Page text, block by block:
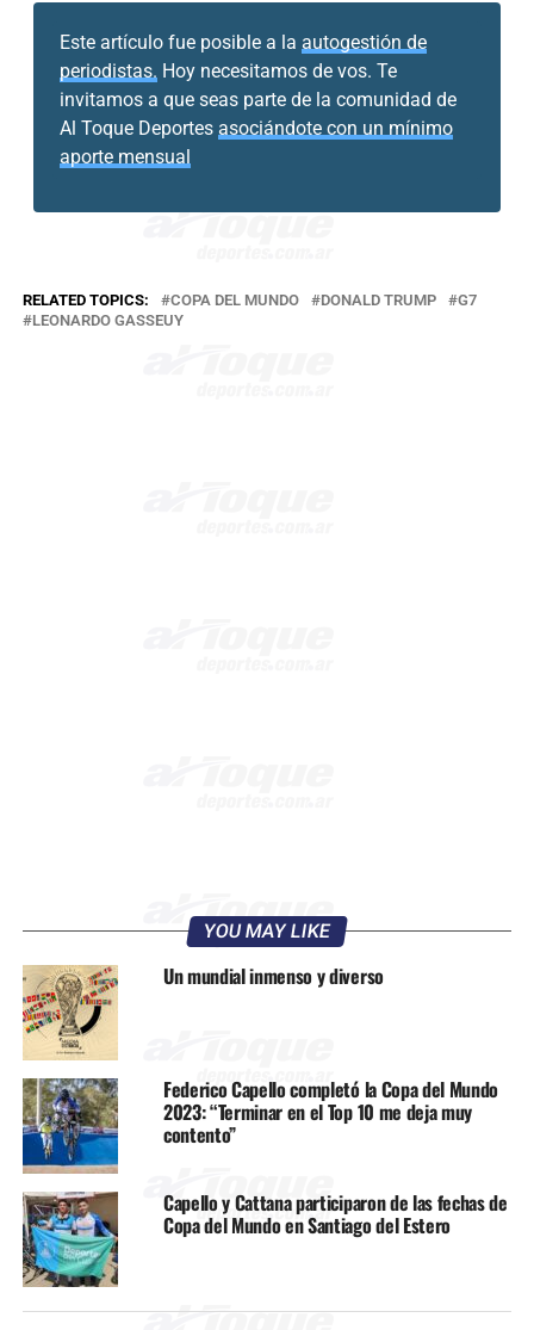
Este artículo fue posible a la autogestión de
periodistas. Hoy necesitamos de vos. Te
invitamos a que seas parte de la comunidad de
Al Toque Deportes asociándote con un mínimo
aporte mensual
RELATED TOPICS: COPA DEL MUNDO DONALD TRUMP
G7
LEONARDO GASSEUY
YOU MAY LIKE
Un mundial inmenso y diverso
Federico Capello completó la Copa del Mundo
2023: “Terminar en el Top 10 me deja muy
contento”
Capello y Cattana participaron de las fechas de
Copa del Mundo en Santiago del Estero